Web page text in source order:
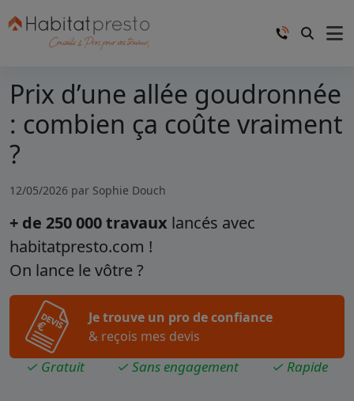
Prix d’une allée goudronnée
: combien ça coûte vraiment
?
12/05/2026 par Sophie Douch
+ de 250 000 travaux lancés avec
habitatpresto.com !
On lance le vôtre ?
Je trouve un pro de confiance
& reçois mes devis
✓ Gratuit ✓ Sans engagement ✓ Rapide